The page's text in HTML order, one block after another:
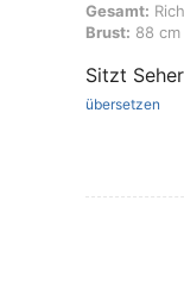
Gesamt:
Gesamt:
Brust: 88
Sitzt
übersetzen